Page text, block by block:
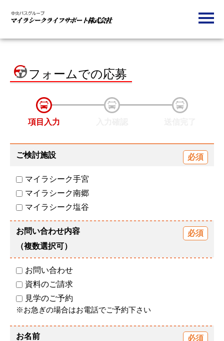
フォームでの応募
項目入力
ご検討施設
マイラシーク手宮
マイラシーク南郷
マイラシーク塩谷
お問い合わせ内容
（複数選択可）
お問い合わせ
資料のご請求
見学のご予約
※お急ぎの場合はお電話でご予約下さい
お名前